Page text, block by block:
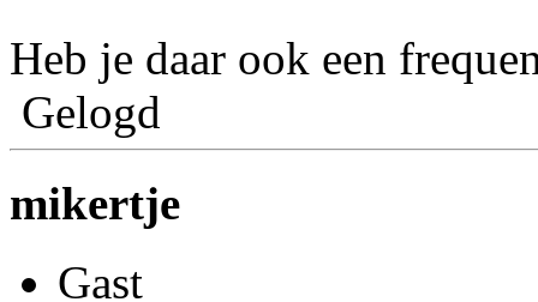
Heb je daar ook een
Gelogd
mikertje
Gast